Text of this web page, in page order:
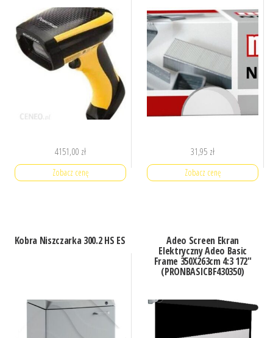
4151,00 zł
Zobacz cenę
31,95 zł
Zobacz cenę
Kobra Niszczarka 300.2 HS ES Adeo Screen Ekran
Elektryczny Adeo Basic
Frame 350X263cm 4:3 172″
(PRONBASICBF430350)